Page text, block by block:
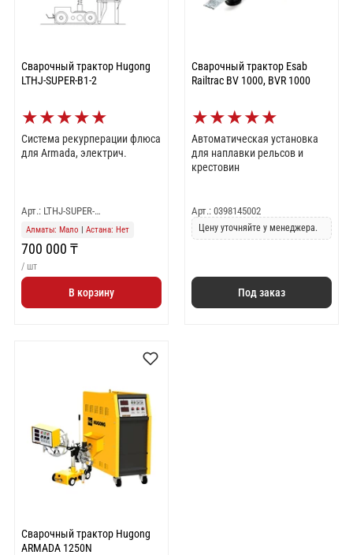
Сварочный трактор Hugong
LTHJ-SUPER-B1-2
★★★★★
Система рекурперации флюса
для Armada, электрич.
Арт.: LTHJ-SUPER-…
Алматы: Мало Астана: Нет
700 000 ₸
/ шт
В корзину
Сварочный трактор Esab
Railtrac BV 1000, BVR 1000
★★★★★
Автоматическая установка
для наплавки рельсов и
крестовин
Арт.: 0398145002
Цену уточняйте у менеджера.
Под заказ
Сварочный трактор Hugong
ARMADA 1250N